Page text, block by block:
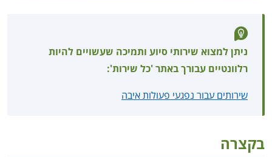
ניתן למצוא שירותי סיוע ותמיכה שעשויים להיות
רלוונטיים עבורך באתר 'כל שירות':
שירותים עבור נפגעי פעולות איבה
בקצרה